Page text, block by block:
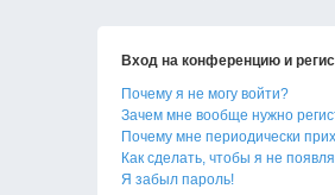
Вход на конференцию и
Почему я не могу войти?
Зачем мне вообще нужно
Почему мне периодически
Как сделать, чтобы я не
Я забыл пароль!